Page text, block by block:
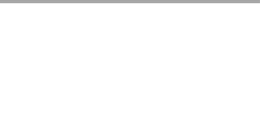
10,500 บาท}